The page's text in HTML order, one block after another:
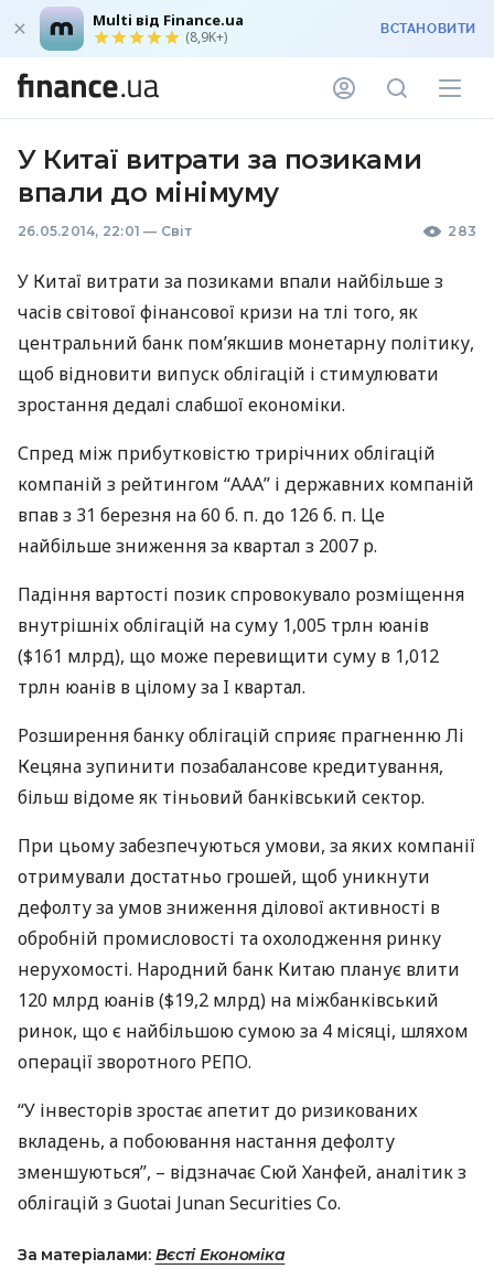
Multi від Finance.ua
(8,9K+) ВСТАНОВИТИ
У Китаї витрати за позиками
впали до мінімуму
26.05.2014, 22:01 — Світ 283
У Китаї витрати за позиками впали найбільше з
часів світової фінансової кризи на тлі того, як
центральний банк пом’якшив монетарну політику,
щоб відновити випуск облігацій і стимулювати
зростання дедалі слабшої економіки.
Спред між прибутковістю трирічних облігацій
компаній з рейтингом “ААА” і державних компаній
впав з 31 березня на 60 б. п. до 126 б. п. Це
найбільше зниження за квартал з 2007 р.
Падіння вартості позик спровокувало розміщення
внутрішніх облігацій на суму 1,005 трлн юанів
($161 млрд), що може перевищити суму в 1,012
трлн юанів в цілому за I квартал.
Розширення банку облігацій сприяє прагненню Лі
Кецяна зупинити позабалансове кредитування,
більш відоме як тіньовий банківський сектор.
При цьому забезпечуються умови, за яких компанії
отримували достатньо грошей, щоб уникнути
дефолту за умов зниження ділової активності в
обробній промисловості та охолодження ринку
нерухомості. Народний банк Китаю планує влити
120 млрд юанів ($19,2 млрд) на міжбанківський
ринок, що є найбільшою сумою за 4 місяці, шляхом
операції зворотного РЕПО.
“У інвесторів зростає апетит до ризикованих
вкладень, а побоювання настання дефолту
зменшуються”, – відзначає Сюй Ханфей, аналітик з
облігацій з Guotai Junan Securities Co.
За матеріалами: Вєсті Економіка